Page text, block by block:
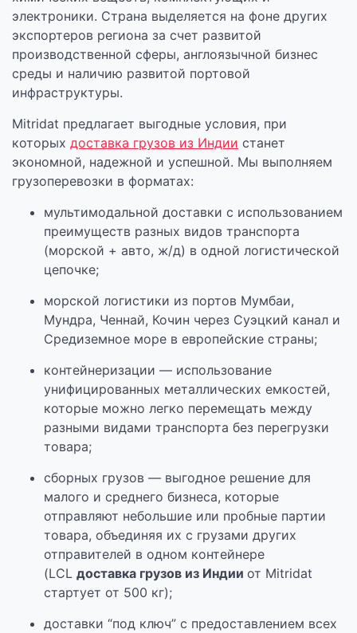
электроники. Страна выделяется на фоне других
экспортеров региона за счет развитой
производственной сферы, англоязычной бизнес
среды и наличию развитой портовой
инфраструктуры.
Mitridat предлагает выгодные условия, при
которых доставка грузов из Индии станет
экономной, надежной и успешной. Мы выполняем
грузоперевозки в форматах:
мультимодальной доставки с использованием
преимуществ разных видов транспорта
(морской + авто, ж/д) в одной логистической
цепочке;
морской логистики из портов Мумбаи,
Мундра, Ченнай, Кочин через Суэцкий канал и
Средиземное море в европейские страны;
контейнеризации — использование
унифицированных металлических емкостей,
которые можно легко перемещать между
разными видами транспорта без перегрузки
товара;
сборных грузов — выгодное решение для
малого и среднего бизнеса, которые
отправляют небольшие или пробные партии
товара, объединяя их с грузами других
отправителей в одном контейнере
(LCL доставка грузов из Индии от Mitridat
стартует от 500 кг);
доставки “под ключ” с предоставлением всех